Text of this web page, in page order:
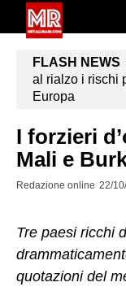
FLASH NEWS
al rialzo i rischi
Europa
I forzieri
Mali e
Redazione online 22/
Tre paesi ricchi
quotazioni del